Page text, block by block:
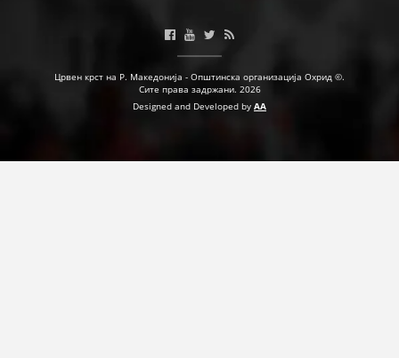
Црвен крст на Р. Македонија - Општинска организација Охрид ©.
Сите права задржани. 2026
Designed and Developed by AA